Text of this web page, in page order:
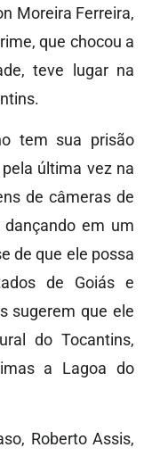
Moreira Ferreira,
que chocou a
teve lugar na
tem sua prisão
última vez na
de câmeras de
em um
de que ele possa
de Goiás e
sugerem que ele
do Tocantins,
a Lagoa do
Roberto Assis,